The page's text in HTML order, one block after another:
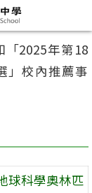
「2025年第18
」校內推薦事
球科學奧林匹